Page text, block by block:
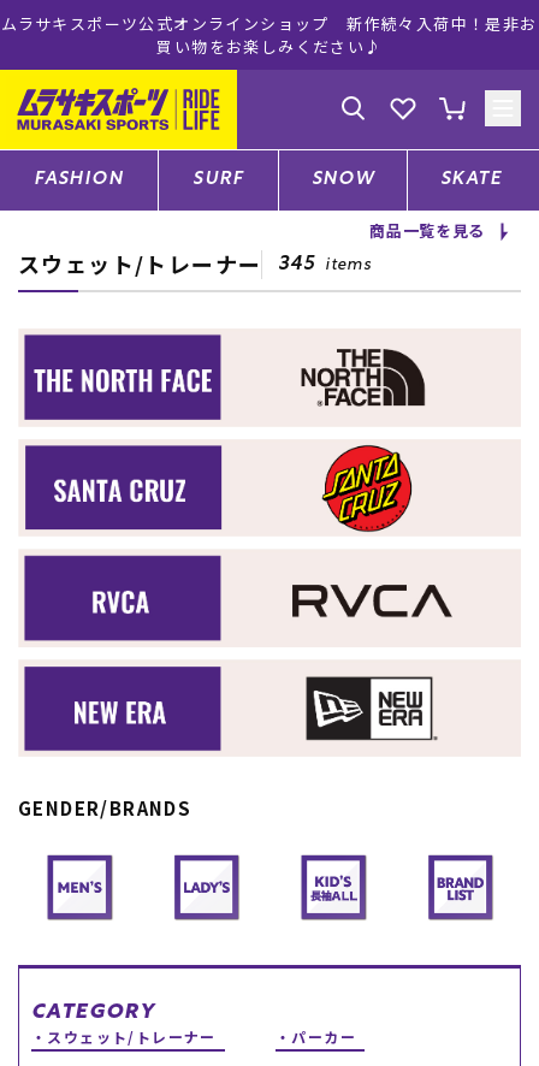
ムラサキスポーツ公式オンラインショップ 新作続々入荷中！是非お
買い物をお楽しみください♪
ゲスト様
ログイン 会員登録
店舗一覧
CATEGORY
ファッションTOP
サーフTOP
スケートTOP
ブランド一覧
RIDE LIFE MAGAZINE一
スタッフスナップ
ー
店頭受取サービス
ギフトラッピング
アフターサポート
FASHION SURF SNOW SKATE
商品一覧を見る
スウェット/トレーナー 345 items
GENDER/BRANDS
CATEGORY
スウェット/トレーナー
パーカー